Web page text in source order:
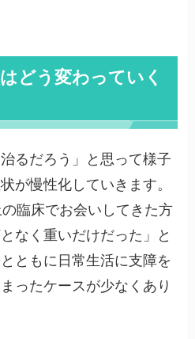
どう変わっていく
るだろう」と思って様子
が慢性化していきます。
臨床でお会いしてきた方
なく重いだけだった」と
ともに日常生活に支障を
ったケースが少なくあり